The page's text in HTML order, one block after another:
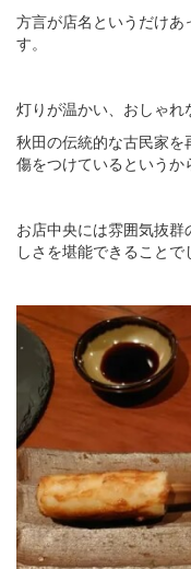
方言が店名というだけ
す。
灯りが温かい、おしゃれ
秋田の伝統的な古民家を
傷をつけているというか
お店中央には雰囲気抜
しさを堪能できることで